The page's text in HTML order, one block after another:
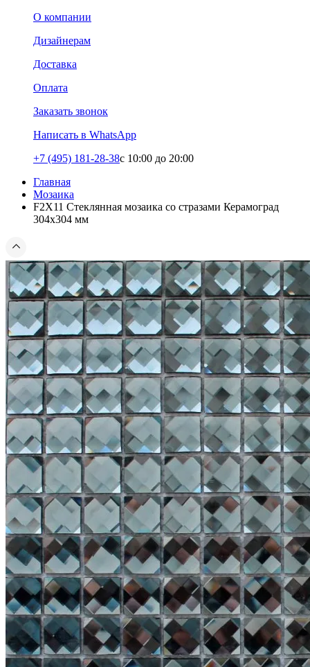
О компании
Дизайнерам
Доставка
Оплата
Заказать звонок
Написать в WhatsApp
+7 (495) 181-28-38c 10:00 до 20:00
Главная
Мозаика
F2X11 Стеклянная мозаика со стразами Керамоград
304x304 мм